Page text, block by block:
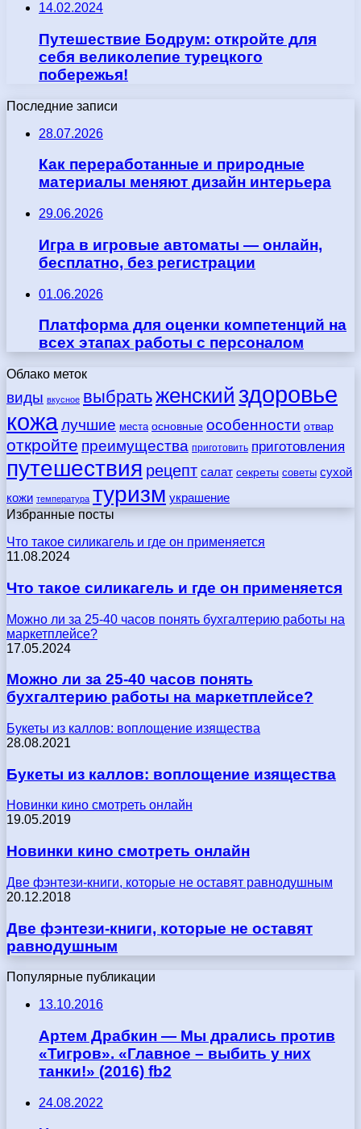
14.02.2024
Путешествие Бодрум: откройте для
себя великолепие турецкого
побережья!
Последние записи
28.07.2026
Как переработанные и природные
материалы меняют дизайн интерьера
29.06.2026
Игра в игровые автоматы — онлайн,
бесплатно, без регистрации
01.06.2026
Платформа для оценки компетенций на
всех этапах работы с персоналом
Облако меток
виды вкусное выбратьженский здоровье
кожалучшие места основные особенности отвар
откройте преимущества приготовить приготовления
путешествия рецепт салат секреты советы сухой
кожи температура туризм украшение
Избранные посты
Что такое силикагель и где он применяется
11.08.2024
Что такое силикагель и где он применяется
Можно ли за 25-40 часов понять бухгалтерию работы на
маркетплейсе?
17.05.2024
Можно ли за 25-40 часов понять
бухгалтерию работы на маркетплейсе?
Букеты из каллов: воплощение изящества
28.08.2021
Букеты из каллов: воплощение изящества
Новинки кино смотреть онлайн
19.05.2019
Новинки кино смотреть онлайн
Две фэнтези-книги, которые не оставят равнодушным
20.12.2018
Две фэнтези-книги, которые не оставят
равнодушным
Популярные публикации
13.10.2016
Артем Драбкин — Мы дрались против
«Тигров». «Главное – выбить у них
танки!» (2016) fb2
24.08.2022